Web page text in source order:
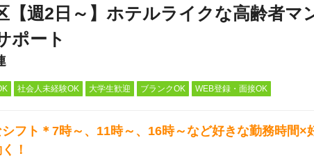
【週2日～】ホテルライクな高齢者マ
ポート
社会人未経験OK 大学生歓迎 ブランクOK WEB登録・面接OK
シフト＊7時～、11時～、16時～など好きな勤務時間×
！